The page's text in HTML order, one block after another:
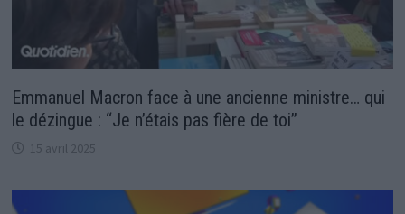
Emmanuel Macron face à une ancienne ministre… qui
le dézingue : “Je n’étais pas fière de toi”
15 avril 2025